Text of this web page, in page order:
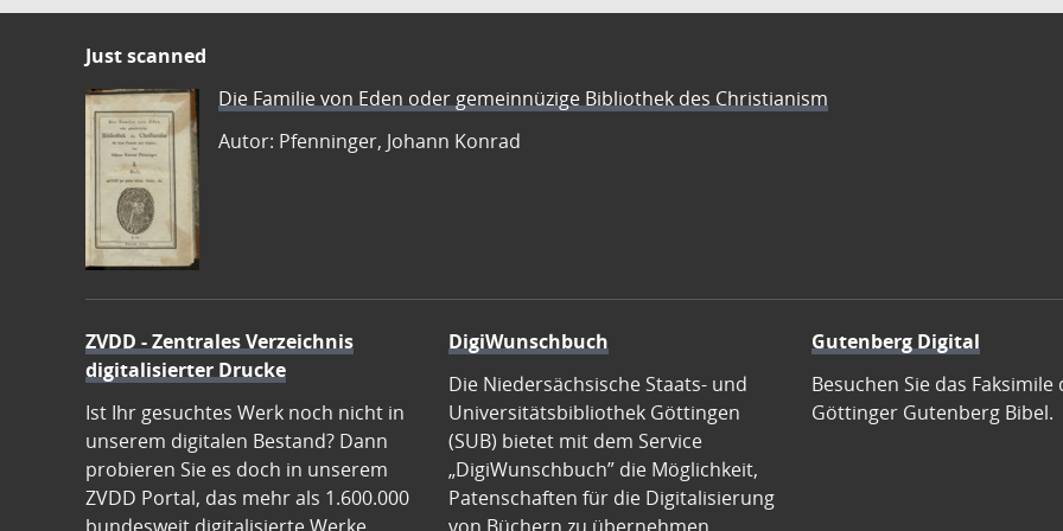
Just scanned
Die Familie von Eden oder gemeinnüzige Bibliothek des Christianism
Autor: Pfenninger, Johann Konrad
ZVDD - Zentrales Verzeichnis
digitalisierter Drucke
Ist Ihr gesuchtes Werk noch nicht in
unserem digitalen Bestand? Dann
probieren Sie es doch in unserem
ZVDD Portal, das mehr als 1.600.000
DigiWunschbuch
Die Niedersächsische Staats- und
Universitätsbibliothek Göttingen
(SUB) bietet mit dem Service
„DigiWunschbuch” die Möglichkeit,
Patenschaften für die Digitalisierung
Gutenberg Digital
Besuchen Sie das Faksimile
Göttinger Gutenberg Bibel.